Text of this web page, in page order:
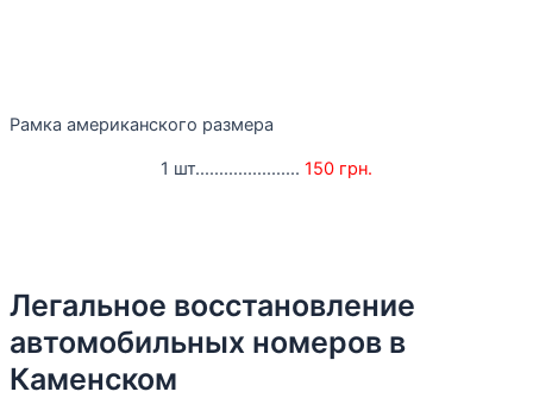
Рамка американского размера
1 шт...................... 150 грн.
Легальное восстановление
автомобильных номеров в
Каменском